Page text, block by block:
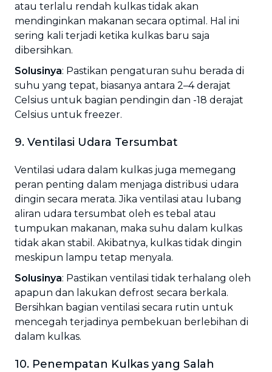
atau terlalu rendah kulkas tidak akan
mendinginkan makanan secara optimal. Hal ini
sering kali terjadi ketika kulkas baru saja
dibersihkan.
Solusinya: Pastikan pengaturan suhu berada di
suhu yang tepat, biasanya antara 2–4 derajat
Celsius untuk bagian pendingin dan -18 derajat
Celsius untuk freezer.
9. Ventilasi Udara Tersumbat
Ventilasi udara dalam kulkas juga memegang
peran penting dalam menjaga distribusi udara
dingin secara merata. Jika ventilasi atau lubang
aliran udara tersumbat oleh es tebal atau
tumpukan makanan, maka suhu dalam kulkas
tidak akan stabil. Akibatnya, kulkas tidak dingin
meskipun lampu tetap menyala.
Solusinya: Pastikan ventilasi tidak terhalang oleh
apapun dan lakukan defrost secara berkala.
Bersihkan bagian ventilasi secara rutin untuk
mencegah terjadinya pembekuan berlebihan di
dalam kulkas.
10. Penempatan Kulkas yang Salah